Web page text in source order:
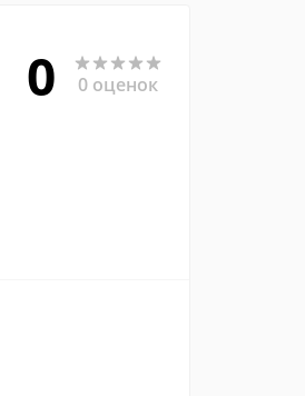
0 0 оценок